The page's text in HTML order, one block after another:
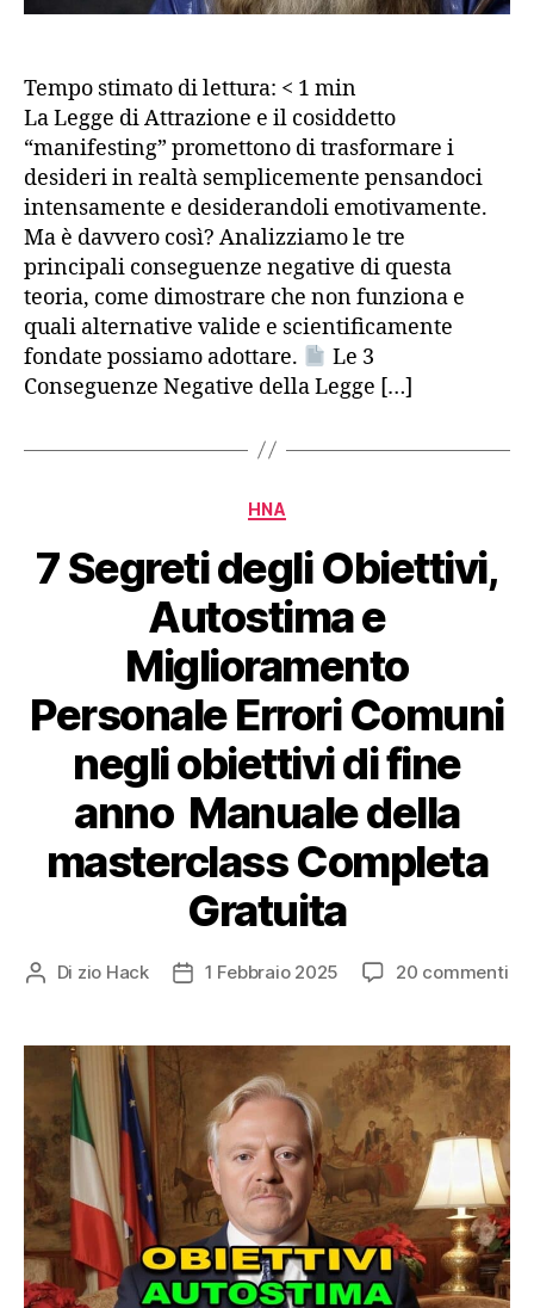
Tempo stimato di lettura: < 1 min
La Legge di Attrazione e il cosiddetto
“manifesting” promettono di trasformare i
desideri in realtà semplicemente pensandoci
intensamente e desiderandoli emotivamente.
Ma è davvero così? Analizziamo le tre
principali conseguenze negative di questa
teoria, come dimostrare che non funziona e
quali alternative valide e scientificamente
fondate possiamo adottare.
Le 3
Conseguenze Negative della Legge […]
Categorie
HNA
7 Segreti degli Obiettivi,
Autostima e
Miglioramento
Personale Errori Comuni
negli obiettivi di fine
anno Manuale della
masterclass Completa
Gratuita
Autore
Di zio Hack
Data1 Febbraio 2025 20 commentisu
e